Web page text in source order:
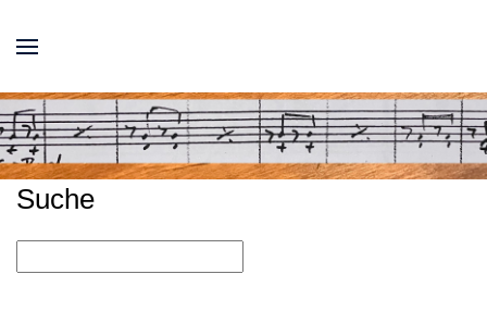
Suche